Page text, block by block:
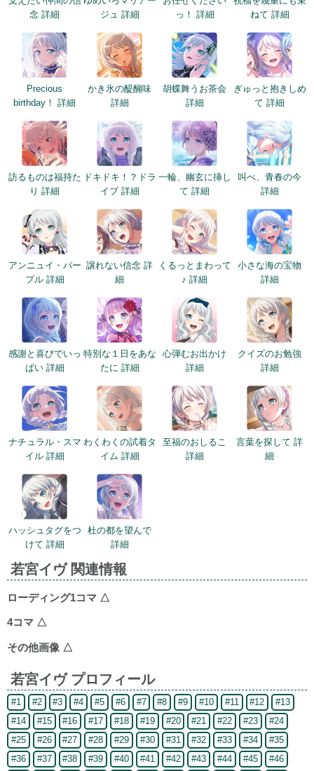
念 詳細
ジュ 詳細
っ！ 詳細
ねて 詳細
Precious
birthday！ 詳細
かき氷の醍醐味
詳細
胡蝶舞うお茶会
詳細
ぎゅっと抱きしめ
て 詳細
訪るものは福持た
り 詳細
ドキドキ！？ドラ
イブ 詳細
一輪、幽玄に挿し
て 詳細
叫べ、青春の今
詳細
アンニュイ・パー
プル 詳細
譲れない信念 詳
細
くるっとまわって
♪ 詳細
小さな海の宝物
詳細
感謝と喜びでいっ
ぱい 詳細
特別な１日をあな
たに 詳細
心弾むお出かけ
詳細
クイズのお勉強
詳細
ナチュラル・スマ
イル 詳細
わくわくの試着タ
イム 詳細
至福のおしるこ
詳細
言葉を探して 詳
細
ハッシュタグをつ
けて 詳細
杜の都を望んで
詳細
若宮イヴ 関連情報
ローディング1コマ △
4コマ △
その他画像 △
若宮イヴ プロフィール
#1 #2 #3 #4 #5 #6 #7 #8 #9 #10 #11 #12
#13
#14
#15 #16 #17 #18 #19 #20 #21 #22 #23
#24
#25
#26 #27 #28 #29 #30 #31 #32 #33 #34
#35
#36
#37 #38 #39 #40 #41 #42 #43 #44 #45
#46